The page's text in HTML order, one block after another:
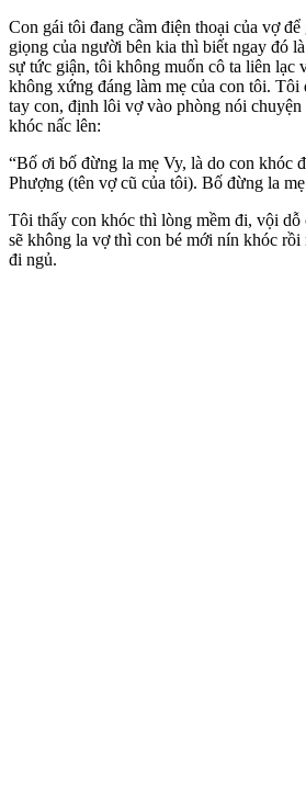
Con gái tôi đang cầm điện thoại của vợ
giọng của người bên kia thì biết ngay đó
sự tức giận, tôi không muốn cô ta liên lạc
không xứng đáng làm mẹ của con tôi. Tôi
tay con, định lôi vợ vào phòng nói chuyện
khóc nấc lên:
“Bố ơi bố đừng la mẹ Vy, là do con khóc
Phượng (tên vợ cũ của tôi). Bố đừng la
Tôi thấy con khóc thì lòng mềm đi, vội
sẽ không la vợ thì con bé mới nín khóc
đi ngủ.